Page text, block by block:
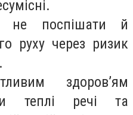
не поспішати й
руху через ризик
здоров’ям
теплі речі та